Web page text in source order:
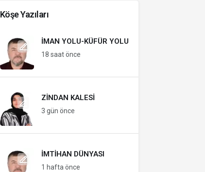
Köşe Yazıları
İMAN YOLU-KÜFÜR YOLU
18 saat önce
ZINDAN KALESI
3 gün önce
İMTIHAN DÜNYASI
1 hafta önce